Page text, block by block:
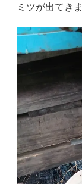
ミツが出てき